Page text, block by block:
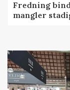
Fredning
mangler